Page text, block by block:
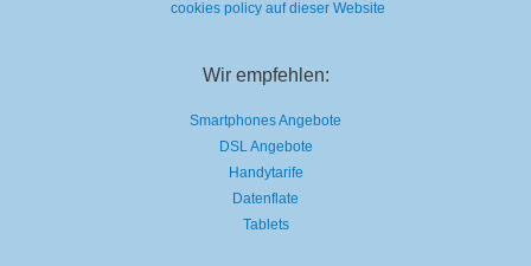
cookies policy auf dieser Website
Wir empfehlen:
Smartphones Angebote
DSL Angebote
Handytarife
Datenflate
Tablets